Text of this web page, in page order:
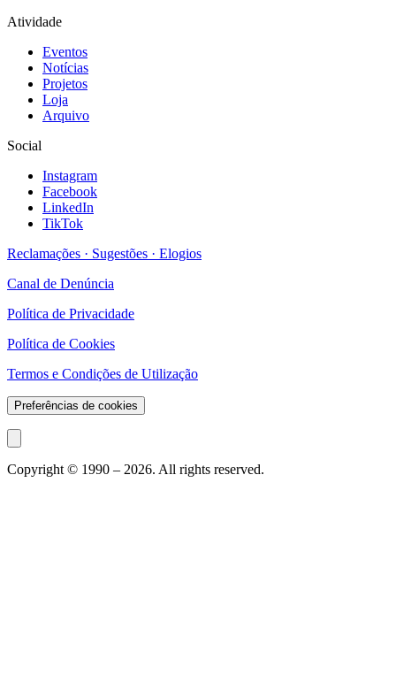
Atividade
Eventos
Notícias
Projetos
Loja
Arquivo
Social
Instagram
Facebook
LinkedIn
TikTok
Reclamações · Sugestões · Elogios
Canal de Denúncia
Política de Privacidade
Política de Cookies
Termos e Condições de Utilização
Preferências de cookies
Copyright © 1990 – 2026. All rights reserved.